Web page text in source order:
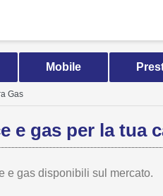
Mobile
Gas
e gas per la tua
e gas disponibili sul mercato.